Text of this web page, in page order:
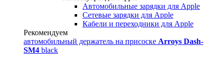
Автомобильные зарядки для Apple
Сетевые зарядки для Apple
Кабели и переходники для Apple
Рекомендуем
автомобильный держатель на присоске Arroys Dash-
SM4 black